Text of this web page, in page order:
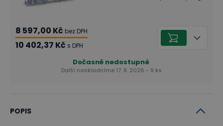
8 597,00 Kč bez DPH
10 402,37 Kč s DPH
Dočasně nedostupné
Další naskladníme 17. 8. 2026 - 9 ks
POPIS